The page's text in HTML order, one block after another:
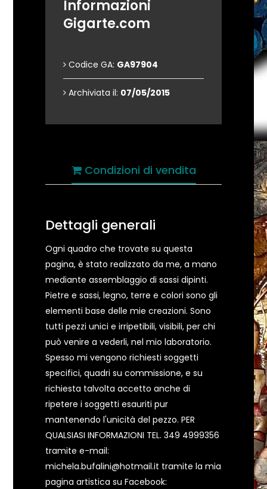
Informazioni
Gigarte.com
Codice GA: GA97904
Archiviata il: 07/05/2015
Condizioni di vendita
Dettagli generali
Ogni quadro che trovate su questa
pagina, è stato realizzato da me, a mano
mediante assemblaggio di sassi dipinti.
Pietre e sassi, legno, terre e colori sono gli
elementi base delle mie creazioni. Sono
tutti pezzi unici e irripetibili, visibili, per chi
può venire a vederli, nel mio laboratorio.
Spesso mi vengono richiesti soggetti
specifici, quadri su commissione, e su
richiesta talvolta accetto anche di
ripetere i soggetti esauriti pur
mantenendo l'unicità del pezzo. PER
QUALSIASI INFORMAZIONI TEL. 349 4999356
tramite e-mail:
michela.bufalini@hotmail.it tramite la mia
pagina artistica su Facebook: